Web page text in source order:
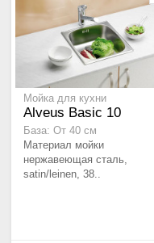
Мойка для кухни
Alveus Basic 10
База: От 40 см
Материал мойки
нержавеющая сталь,
satin/leinen, 38..